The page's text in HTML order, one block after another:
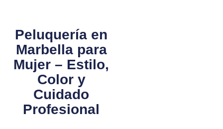
Peluquería en
Marbella para
Mujer – Estilo,
Color y
Cuidado
Profesional